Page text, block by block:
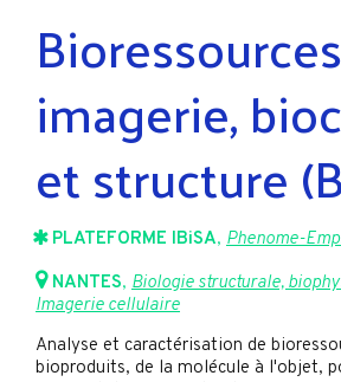
imagerie,
et structure
PLATEFORME IBiSA, Phenome-
NANTES, Biologie structurale,
Imagerie cellulaire
Analyse et caractérisation de
bioproduits, de la molécule à l'objet,